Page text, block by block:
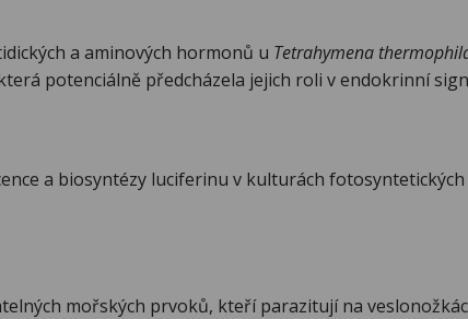
a aminových hormonů u Tetrahymena
potenciálně předcházela jejich roli v endokrinní
a biosyntézy luciferinu v kulturách
mořských prvoků, kteří parazitují na